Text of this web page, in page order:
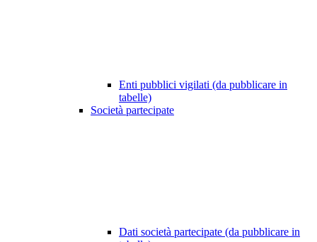
Enti pubblici vigilati (da pubblicare in
tabelle)
Società partecipate
Dati società partecipate (da pubblicare in